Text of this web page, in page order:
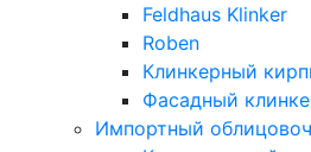
Feldhaus Klinker
Roben
Клинкерный
Фасадный
Импортный